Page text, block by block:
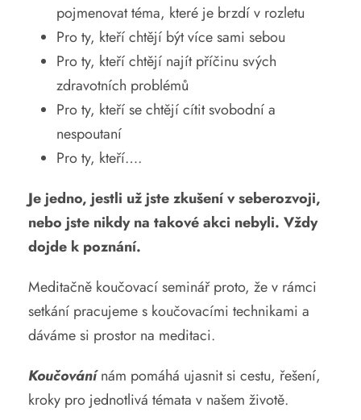
pojmenovat téma, které je brzdí v rozletu
Pro ty, kteří chtějí být více sami sebou
Pro ty, kteří chtějí najít příčinu svých
zdravotních problémů
Pro ty, kteří se chtějí cítit svobodní a
nespoutaní
Pro ty, kteří….
Je jedno, jestli už jste zkušení v seberozvoji,
nebo jste nikdy na takové akci nebyli. Vždy
dojde k poznání.
Meditačně koučovací seminář proto, že v rámci
setkání pracujeme s koučovacími technikami a
dáváme si prostor na meditaci.
Koučovánínám pomáhá ujasnit si cestu, řešení,
kroky pro jednotlivá témata v našem životě.